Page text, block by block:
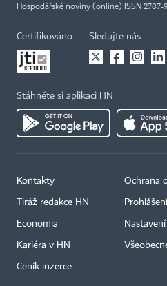
Hospodářské noviny (online) ISSN 2787-
Certifikováno Sledujte nás
Stáhněte si aplikaci HN
Kontakty
Tiráž redakce HN
Economia
Kariéra v HN
Ceník inzerce
Ochrana